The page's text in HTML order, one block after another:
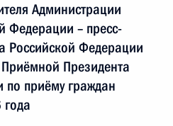
Администрации
Федерации – пресс-
Российской Федерации
Президента
по приёму граждан